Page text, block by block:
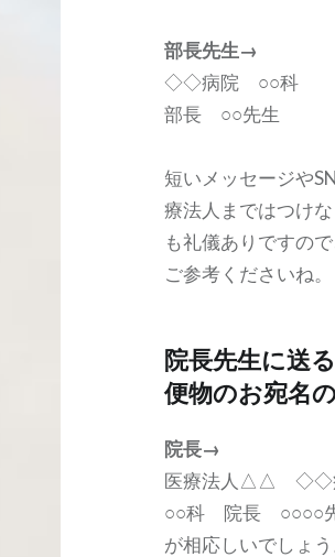
部長先生→
◇◇病院 ○○科
部長 ○○先生
短いメッセージや
療法人まではつけ
も礼儀ありですの
ご参考くださいね。
院長先生に送
便物のお宛名
院長→
医療法人△△ ◇◇
○○科 院長 ○○○○
が相応しいでしょう